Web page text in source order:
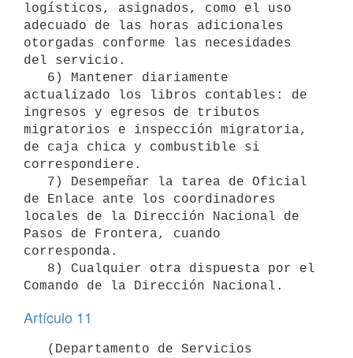
logísticos, asignados, como el uso
adecuado de las horas adicionales
otorgadas conforme las necesidades
del servicio.
actualizado los libros contables: de
ingresos y egresos de tributos
migratorios e inspección migratoria,
de caja chica y combustible si
correspondiere.
de Enlace ante los coordinadores
locales de la Dirección Nacional de
Pasos de Frontera, cuando
corresponda.
Artículo 11